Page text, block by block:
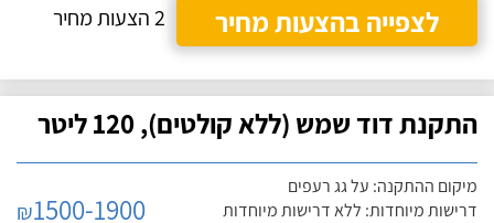
לצפייה בהצעות מחיר
2 הצעות מחיר
התקנת דוד שמש (ללא קולטים), 120 ליטר
מיקום ההתקנה: על גג רעפים
דרישות מיוחדות: ללא דרישות מיוחדות
₪1500-1900